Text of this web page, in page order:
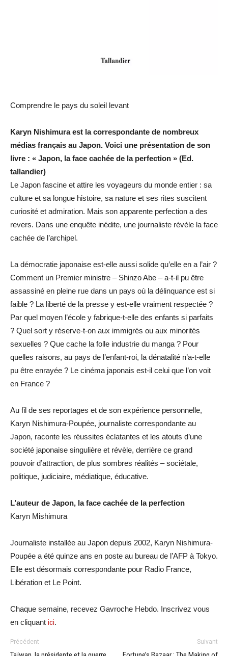
Comprendre le pays du soleil levant
Karyn Nishimura est la correspondante de nombreux
médias français au Japon. Voici une présentation de son
livre : « Japon, la face cachée de la perfection » (Ed.
tallandier)
Le Japon fascine et attire les voyageurs du monde entier : sa
culture et sa longue histoire, sa nature et ses rites suscitent
curiosité et admiration. Mais son apparente perfection a des
revers. Dans une enquête inédite, une journaliste révèle la face
cachée de l’archipel.
La démocratie japonaise est-elle aussi solide qu’elle en a l’air ?
Comment un Premier ministre – Shinzo Abe – a-t-il pu être
assassiné en pleine rue dans un pays où la délinquance est si
faible ? La liberté de la presse y est-elle vraiment respectée ?
Par quel moyen l’école y fabrique-t-elle des enfants si parfaits
? Quel sort y réserve-t-on aux immigrés ou aux minorités
sexuelles ? Que cache la folle industrie du manga ? Pour
quelles raisons, au pays de l’enfant-roi, la dénatalité n’a-t-elle
pu être enrayée ? Le cinéma japonais est-il celui que l’on voit
en France ?
Au fil de ses reportages et de son expérience personnelle,
Karyn Nishimura-Poupée, journaliste correspondante au
Japon, raconte les réussites éclatantes et les atouts d’une
société japonaise singulière et révèle, derrière ce grand
pouvoir d’attraction, de plus sombres réalités – sociétale,
politique, judiciaire, médiatique, éducative.
L’auteur de Japon, la face cachée de la perfection
Karyn Mishimura
Journaliste installée au Japon depuis 2002, Karyn Nishimura-
Poupée a été quinze ans en poste au bureau de l’AFP à Tokyo.
Elle est désormais correspondante pour Radio France,
Libération et Le Point.
Chaque semaine, recevez Gavroche Hebdo. Inscrivez vous
en cliquant ici.
Précédent Suivant